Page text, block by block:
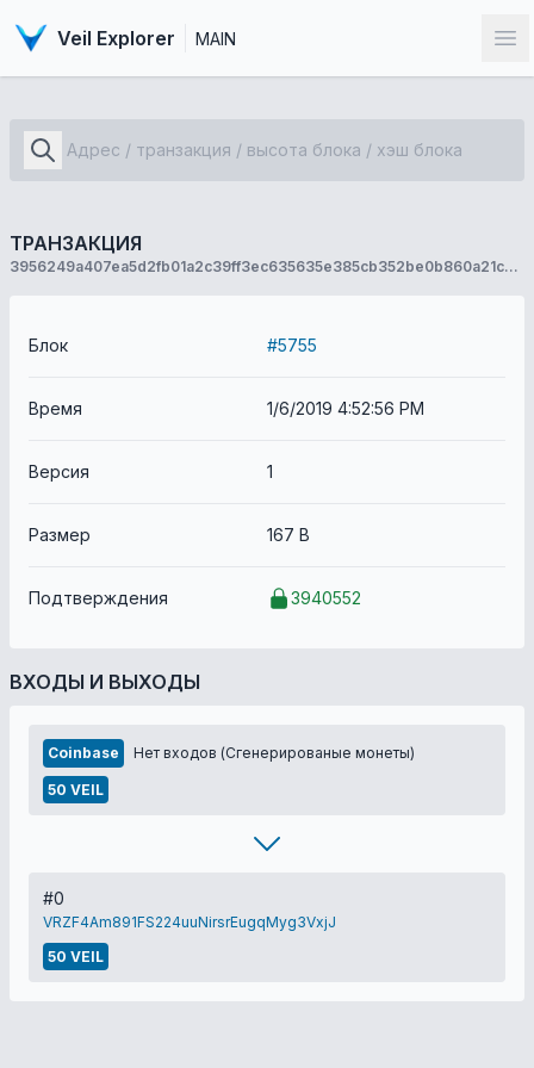
Veil Explorer MAIN
ТРАНЗАКЦИЯ
3956249a407ea5d2fb01a2c39ff3ec635635e385cb352be0b860a21cb6cce6c2
Блок #5755
Время 1/6/2019 4:52:56 PM
Версия 1
Размер 167 B
Подтверждения 3940552
ВХОДЫ И ВЫХОДЫ
Coinbase Нет входов (Сгенерированые монеты)
50 VEIL
#0
VRZF4Am891FS224uuNirsrEugqMyg3VxjJ
50 VEIL